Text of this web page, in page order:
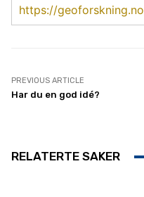
https://
PREVIOUS ARTICLE
Har du en god idé?
RELATERTE SAKER